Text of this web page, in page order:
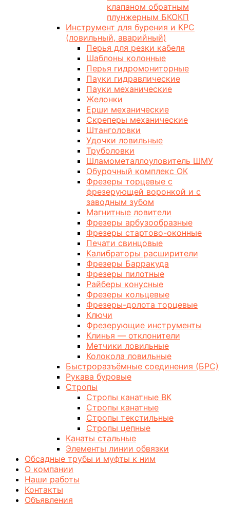
клапаном обратным
плунжерным БКОКП
Инструмент для бурения и КРС
(ловильный, аварийный)
Перья для резки кабеля
Шаблоны колонные
Перья гидромониторные
Пауки гидравлические
Пауки механические
Желонки
Ерши механические
Скреперы механические
Штанголовки
Удочки ловильные
Труболовки
Шламометаллоуловитель ШМУ
Обурочный комплекс ОК
Фрезеры торцевые с
фрезерующей воронкой и с
заводным зубом
Магнитные ловители
Фрезеры арбузообразные
Фрезеры стартово-оконные
Печати свинцовые
Калибраторы расширители
Фрезеры Барракуда
Фрезеры пилотные
Райберы конусные
Фрезеры кольцевые
Фрезеры-долота торцевые
Ключи
Фрезерующие инструменты
Клинья — отклонители
Метчики ловильные
Колокола ловильные
Быстроразъёмные соединения (БРС)
Рукава буровые
Стропы
Стропы канатные ВК
Стропы канатные
Стропы текстильные
Стропы цепные
Канаты стальные
Элементы линии обвязки
Обсадные трубы и муфты к ним
О компании
Наши работы
Контакты
Объявления